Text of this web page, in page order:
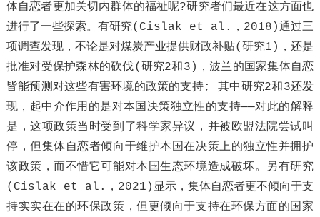
体自恋者更加关切内群体的福祉呢?研究者们最近在这方面也
进行了一些探索。有研究(Cislak et al.，2018)通过三
项调查发现，不论是对煤炭产业提供财政补贴(研究1)，还是
批准对受保护森林的砍伐(研究2和3)，波兰的国家集体自恋
皆能预测对这些有害环境的政策的支持; 其中研究2和3还发
现，起中介作用的是对本国决策独立性的支持——对此的解释
是，这项政策当时受到了科学家异议，并被欧盟法院尝试叫
停，但集体自恋者倾向于维护本国在决策上的独立性并拥护
该政策，而不惜它可能对本国生态环境造成破坏。另有研究
(Cislak et al.，2021)显示，集体自恋者更不倾向于支
持实实在在的环保政策，但更倾向于支持在环保方面的国家